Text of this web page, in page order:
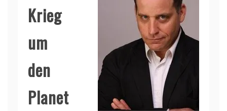
Krieg
um
den
Planet